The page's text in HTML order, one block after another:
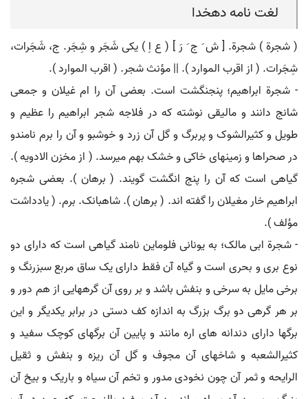
لغت نامه دهخدا
( شجرة ) شجرة. [ ش َ ج َ رَ ] ( ع اِ ) یکی شَجَر و شِجَر. ج، شَجَرات،
شِجَرات. ( از اقرب الموارد ). || مؤنث شجر. ( اقرب الموارد ).
- شجرة ابراهیم؛ پنجنگشت است. بعضی آن را ام غیلان و جمعی
شانج دانند و مالیقی نوشته که در فلاجه شجر ابراهیم را عظیم و
طویل و کثیرالشوک و پربرگ و گل آن زرد و خوشبو و آن را برم نامندو
در صحراها و زمینهای خاکی و خشک بهم میرسد. ( از مخزن الادویه ).
گیاهی است که آن را پنج انگشت گویند. ( برهان ). بعضی شجره
ابراهیم خار مغیلان را گفته اند. ( برهان ). شاهبانک. برم. ( یادداشت
مؤلف ).
- شجرة ابی مالک؛ به یونانی فلوماین نامند گیاهی است که دارای دو
نوع بری و بحری است و گیاه آن فقط دارای یک ساق مربع سبزرنگ و
برخی مایل به سرخی و بنفش باشد و بر روی آن گرههایی از هم دور و
بر هر گرهی دو برگ بزرگ به اندازه کف دستی در برابر یکدیگر و این
برگها دارای دندانه های اره مانند و پایین آن برگهای کوچک سفید و
کثیرالشعبه و شاخهای آن مجوف و گل آن ریزه و بنفش و ثقیل
الرایحه و ثمر آن چون نخودی مدور و تخم آن سیاه و باریک و بیخ آن